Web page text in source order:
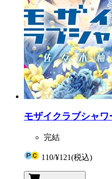
モザイクラブシャ
完結
110/¥121(税込)